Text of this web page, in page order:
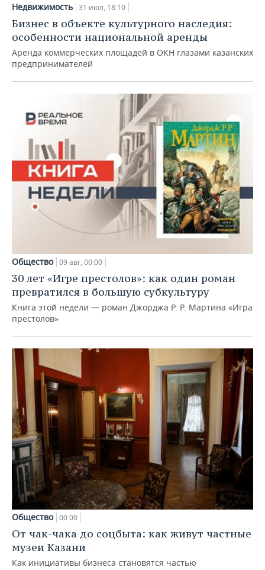
Недвижимость 31 июл, 18:10
Бизнес в объекте культурного наследия:
особенности национальной аренды
Аренда коммерческих площадей в ОКН глазами казанских
предпринимателей
Общество 09 авг, 00:00
30 лет «Игре престолов»: как один роман
превратился в большую субкультуру
Книга этой недели — роман Джорджа Р. Р. Мартина «Игра
престолов»
Общество 00:00
От чак-чака до соцбыта: как живут частные
музеи Казани
Как инициативы бизнеса становятся частью